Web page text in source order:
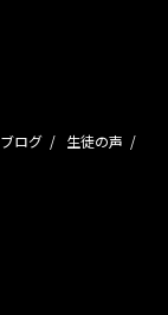
ブログ
生徒の声